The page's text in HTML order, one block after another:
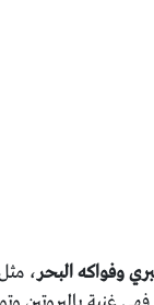
وفواكه البحر، مثل